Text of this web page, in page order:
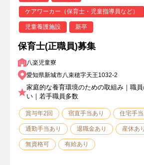
ケアワーカー（保育士・児童指導員など）
児童養護施設 新卒
保育士(正職員)募集
八楽児童寮
愛知県新城市八束穂字天王1032-2
家庭的な養育環境のための取組み｜職
い｜若手職員多数
賞与年2回 宿直手当あり 住宅手当
通勤手当あり 退職金あり 産休あり
無資格可 有給あり